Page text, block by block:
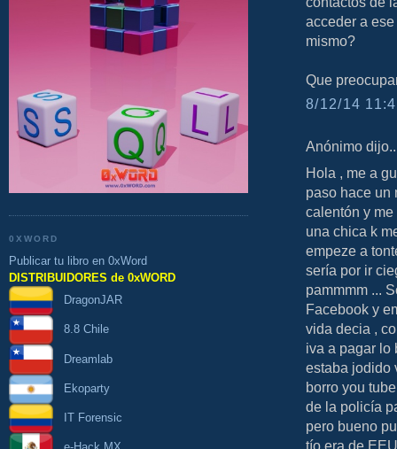
0XWORD
Publicar tu libro en 0xWord
DISTRIBUIDORES de 0xWORD
DragonJAR
8.8 Chile
Dreamlab
Ekoparty
IT Forensic
acceder a
mismo?
Que
8/12/14
Anónimo
Hola , me a
paso hace un
calentón y
una chica k
empeze a
sería por ir
pammmm ...
Facebook y
vida decia ,
iva a pagar lo
estaba jodido
borro you
de la policía
pero bueno
tío era de